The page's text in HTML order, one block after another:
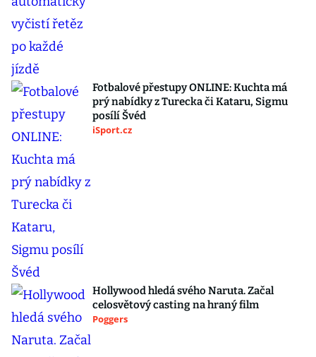
Fotbalové přestupy ONLINE: Kuchta má
prý nabídky z Turecka či Kataru, Sigmu
posílí Švéd
iSport.cz
Hollywood hledá svého Naruta. Začal
celosvětový casting na hraný film
Poggers